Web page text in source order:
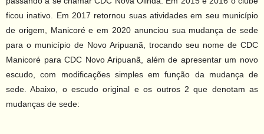
ficou inativo. Em 2017 retornou suas atividades em seu município
de origem, Manicoré e em 2020 anunciou sua mudança de sede
para o município de Novo Aripuanã, trocando seu nome de CDC
Manicoré para CDC Novo Aripuanã, além de apresentar um novo
escudo, com modificações simples em função da mudança de
sede. Abaixo, o escudo original e os outros 2 que denotam as
mudanças de sede: